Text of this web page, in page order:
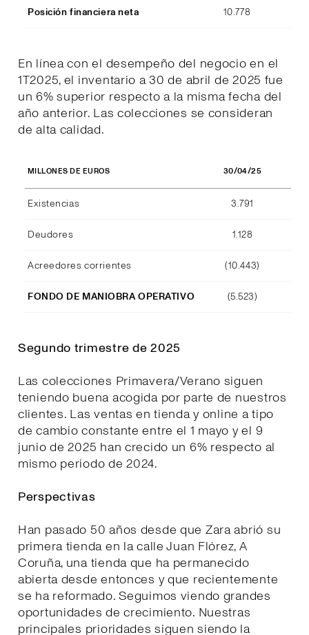
Posición financiera neta 10.778
En línea con el desempeño del negocio en el
1T2025, el inventario a 30 de abril de 2025 fue
un 6% superior respecto a la misma fecha del
año anterior. Las colecciones se consideran
de alta calidad.
MILLONES DE EUROS 30/04/25
Existencias 3.791
Deudores 1.128
Acreedores corrientes (10.443)
FONDO DE MANIOBRA OPERATIVO (5.523)
Segundo trimestre de 2025
Las colecciones Primavera/Verano siguen
teniendo buena acogida por parte de nuestros
clientes. Las ventas en tienda y online a tipo
de cambio constante entre el 1 mayo y el 9
junio de 2025 han crecido un 6% respecto al
mismo periodo de 2024.
Perspectivas
Han pasado 50 años desde que Zara abrió su
primera tienda en la calle Juan Flórez, A
Coruña, una tienda que ha permanecido
abierta desde entonces y que recientemente
se ha reformado. Seguimos viendo grandes
oportunidades de crecimiento. Nuestras
principales prioridades siguen siendo la